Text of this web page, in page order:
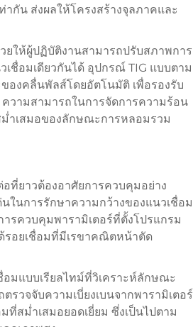
กัน ส่งผลให้โครงสร้างจุลภาคและ
ยให้ผู้ปฏิบัติงานสามารถปรับสภาพการ
ชื่อมเดียวกันได้ อุปกรณ์ TIG แบบตาม
องคลื่นพัลส์โดยอัตโนมัติ เพื่อรองรับ
วามสามารถในการจัดการความร้อน
ำเสมอของลักษณะการหลอมรวม
ที่ยาวต้องอาศัยการควบคุมอย่าง
ในการรักษาความกว้างของแนวเชื่อม
รควบคุมพารามิเตอร์ที่ตั้งโปรแกรม
รอยเชื่อมที่มีเรขาคณิตหน้าตัด
มแบบเรียลไทม์ที่วิเคราะห์ลักษณะ
รวจจับความเบี่ยงเบนจากพารามิเตอร์
สม่ำเสมอยอดเยี่ยม ซึ่งเป็นไปตาม